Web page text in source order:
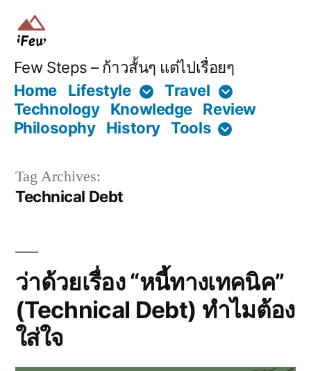
Few Steps – ก้าวสั้นๆ แต่ไปเรื่อยๆ
Home
Lifestyle
Travel
Technology
Knowledge Review
Philosophy
History Tools
Tag Archives:
Technical Debt
ว่าด้วยเรื่อง “หนี้ทางเทคนิค”
(Technical Debt) ทำไมต้อง
ใส่ใจ